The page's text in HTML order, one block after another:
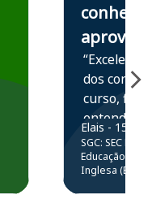
conhece,
aprova
“Excelente
dos
curso,
entender e
prática
resolução
questões.”
Elais - 15/07/
SGC: SEC BA
Educação
Inglesa (Edital